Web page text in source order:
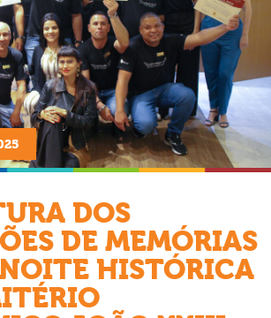
DOS
DE MEMÓRIAS
HISTÓRICA